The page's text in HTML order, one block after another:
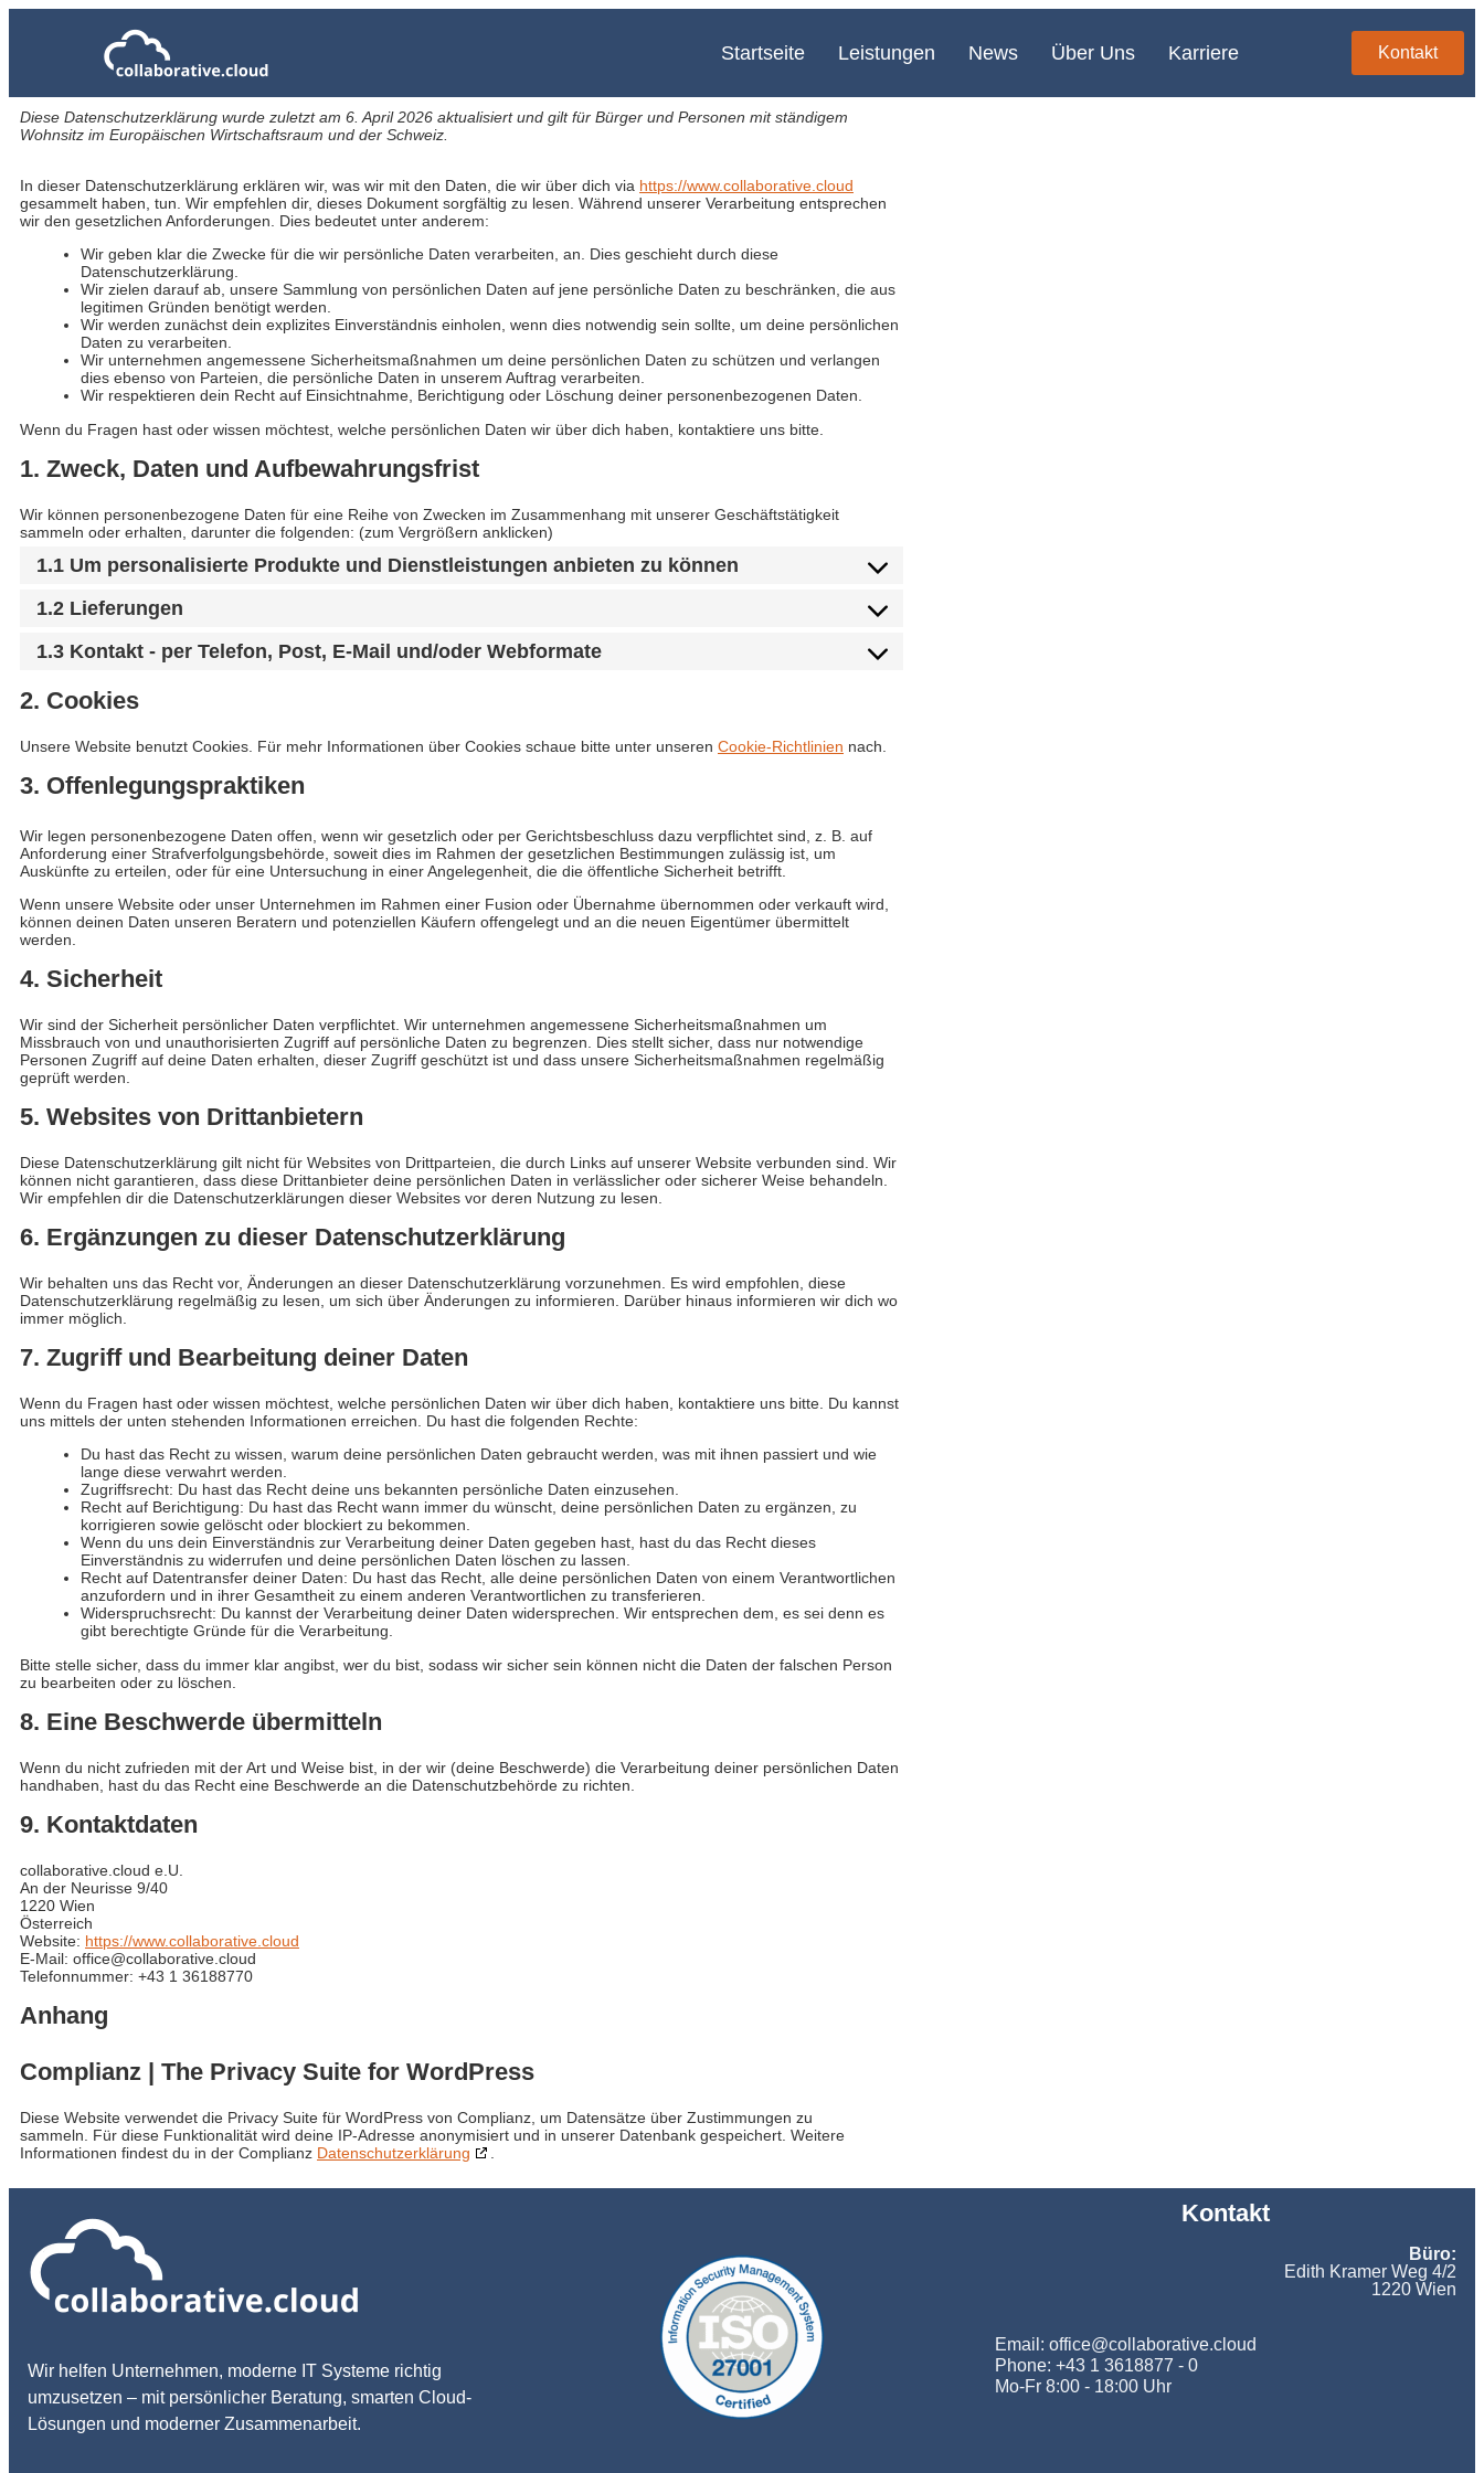
Kontakt
Startseite Leistungen News Über Uns Karriere
Diese Datenschutzerklärung wurde zuletzt am 6. April 2026 aktualisiert und gilt für Bürger und Personen mit ständigem
Wohnsitz im Europäischen Wirtschaftsraum und der Schweiz.
In dieser Datenschutzerklärung erklären wir, was wir mit den Daten, die wir über dich via https://www.collaborative.cloud
gesammelt haben, tun. Wir empfehlen dir, dieses Dokument sorgfältig zu lesen. Während unserer Verarbeitung entsprechen
wir den gesetzlichen Anforderungen. Dies bedeutet unter anderem:
Wir geben klar die Zwecke für die wir persönliche Daten verarbeiten, an. Dies geschieht durch diese
Datenschutzerklärung.
Wir zielen darauf ab, unsere Sammlung von persönlichen Daten auf jene persönliche Daten zu beschränken, die aus
legitimen Gründen benötigt werden.
Wir werden zunächst dein explizites Einverständnis einholen, wenn dies notwendig sein sollte, um deine persönlichen
Daten zu verarbeiten.
Wir unternehmen angemessene Sicherheitsmaßnahmen um deine persönlichen Daten zu schützen und verlangen
dies ebenso von Parteien, die persönliche Daten in unserem Auftrag verarbeiten.
Wir respektieren dein Recht auf Einsichtnahme, Berichtigung oder Löschung deiner personenbezogenen Daten.
Wenn du Fragen hast oder wissen möchtest, welche persönlichen Daten wir über dich haben, kontaktiere uns bitte.
1. Zweck, Daten und Aufbewahrungsfrist
Wir können personenbezogene Daten für eine Reihe von Zwecken im Zusammenhang mit unserer Geschäftstätigkeit
sammeln oder erhalten, darunter die folgenden: (zum Vergrößern anklicken)
1.1 Um personalisierte Produkte und Dienstleistungen anbieten zu können
1.2 Lieferungen
1.3 Kontakt - per Telefon, Post, E-Mail und/oder Webformate
2. Cookies
Unsere Website benutzt Cookies. Für mehr Informationen über Cookies schaue bitte unter unseren Cookie-Richtlinien nach.
3. Offenlegungspraktiken
Wir legen personenbezogene Daten offen, wenn wir gesetzlich oder per Gerichtsbeschluss dazu verpflichtet sind, z. B. auf
Anforderung einer Strafverfolgungsbehörde, soweit dies im Rahmen der gesetzlichen Bestimmungen zulässig ist, um
Auskünfte zu erteilen, oder für eine Untersuchung in einer Angelegenheit, die die öffentliche Sicherheit betrifft.
Wenn unsere Website oder unser Unternehmen im Rahmen einer Fusion oder Übernahme übernommen oder verkauft wird,
können deinen Daten unseren Beratern und potenziellen Käufern offengelegt und an die neuen Eigentümer übermittelt
werden.
4. Sicherheit
Wir sind der Sicherheit persönlicher Daten verpflichtet. Wir unternehmen angemessene Sicherheitsmaßnahmen um
Missbrauch von und unauthorisierten Zugriff auf persönliche Daten zu begrenzen. Dies stellt sicher, dass nur notwendige
Personen Zugriff auf deine Daten erhalten, dieser Zugriff geschützt ist und dass unsere Sicherheitsmaßnahmen regelmäßig
geprüft werden.
5. Websites von Drittanbietern
Diese Datenschutzerklärung gilt nicht für Websites von Drittparteien, die durch Links auf unserer Website verbunden sind. Wir
können nicht garantieren, dass diese Drittanbieter deine persönlichen Daten in verlässlicher oder sicherer Weise behandeln.
Wir empfehlen dir die Datenschutzerklärungen dieser Websites vor deren Nutzung zu lesen.
6. Ergänzungen zu dieser Datenschutzerklärung
Wir behalten uns das Recht vor, Änderungen an dieser Datenschutzerklärung vorzunehmen. Es wird empfohlen, diese
Datenschutzerklärung regelmäßig zu lesen, um sich über Änderungen zu informieren. Darüber hinaus informieren wir dich wo
immer möglich.
7. Zugriff und Bearbeitung deiner Daten
Wenn du Fragen hast oder wissen möchtest, welche persönlichen Daten wir über dich haben, kontaktiere uns bitte. Du kannst
uns mittels der unten stehenden Informationen erreichen. Du hast die folgenden Rechte:
Du hast das Recht zu wissen, warum deine persönlichen Daten gebraucht werden, was mit ihnen passiert und wie
lange diese verwahrt werden.
Zugriffsrecht: Du hast das Recht deine uns bekannten persönliche Daten einzusehen.
Recht auf Berichtigung: Du hast das Recht wann immer du wünscht, deine persönlichen Daten zu ergänzen, zu
korrigieren sowie gelöscht oder blockiert zu bekommen.
Wenn du uns dein Einverständnis zur Verarbeitung deiner Daten gegeben hast, hast du das Recht dieses
Einverständnis zu widerrufen und deine persönlichen Daten löschen zu lassen.
Recht auf Datentransfer deiner Daten: Du hast das Recht, alle deine persönlichen Daten von einem Verantwortlichen
anzufordern und in ihrer Gesamtheit zu einem anderen Verantwortlichen zu transferieren.
Widerspruchsrecht: Du kannst der Verarbeitung deiner Daten widersprechen. Wir entsprechen dem, es sei denn es
gibt berechtigte Gründe für die Verarbeitung.
Bitte stelle sicher, dass du immer klar angibst, wer du bist, sodass wir sicher sein können nicht die Daten der falschen Person
zu bearbeiten oder zu löschen.
8. Eine Beschwerde übermitteln
Wenn du nicht zufrieden mit der Art und Weise bist, in der wir (deine Beschwerde) die Verarbeitung deiner persönlichen Daten
handhaben, hast du das Recht eine Beschwerde an die Datenschutzbehörde zu richten.
9. Kontaktdaten
collaborative.cloud e.U.
An der Neurisse 9/40
1220 Wien
Österreich
Website: https://www.collaborative.cloud
E-Mail: office@collaborative.cloud
Telefonnummer: +43 1 36188770
Anhang
Complianz | The Privacy Suite for WordPress
Diese Website verwendet die Privacy Suite für WordPress von Complianz, um Datensätze über Zustimmungen zu
sammeln. Für diese Funktionalität wird deine IP-Adresse anonymisiert und in unserer Datenbank gespeichert. Weitere
Informationen findest du in der Complianz Datenschutzerklärung
Wir helfen Unternehmen, moderne IT Systeme richtig
umzusetzen – mit persönlicher Beratung, smarten Cloud-
Lösungen und moderner Zusammenarbeit.
Kontakt
Büro:
Edith Kramer Weg 4/2
1220 Wien
Email: office@collaborative.cloud
Phone: +43 1 3618877 - 0
Mo-Fr 8:00 - 18:00 Uhr